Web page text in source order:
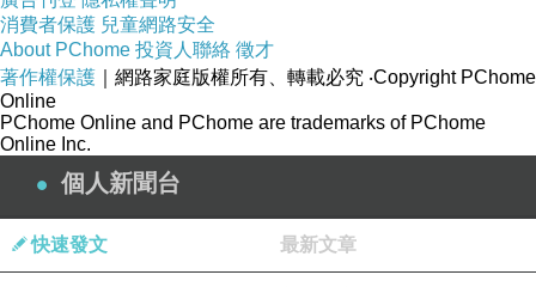
消費者保護 兒童網路安全
About PChome 投資人聯絡 徵才
著作權保護 ｜網路家庭版權所有、轉載必究 ‧Copyright PChome
Online
PChome Online and PChome are trademarks of PChome
Online Inc.
個人新聞台
快速發文 最新文章